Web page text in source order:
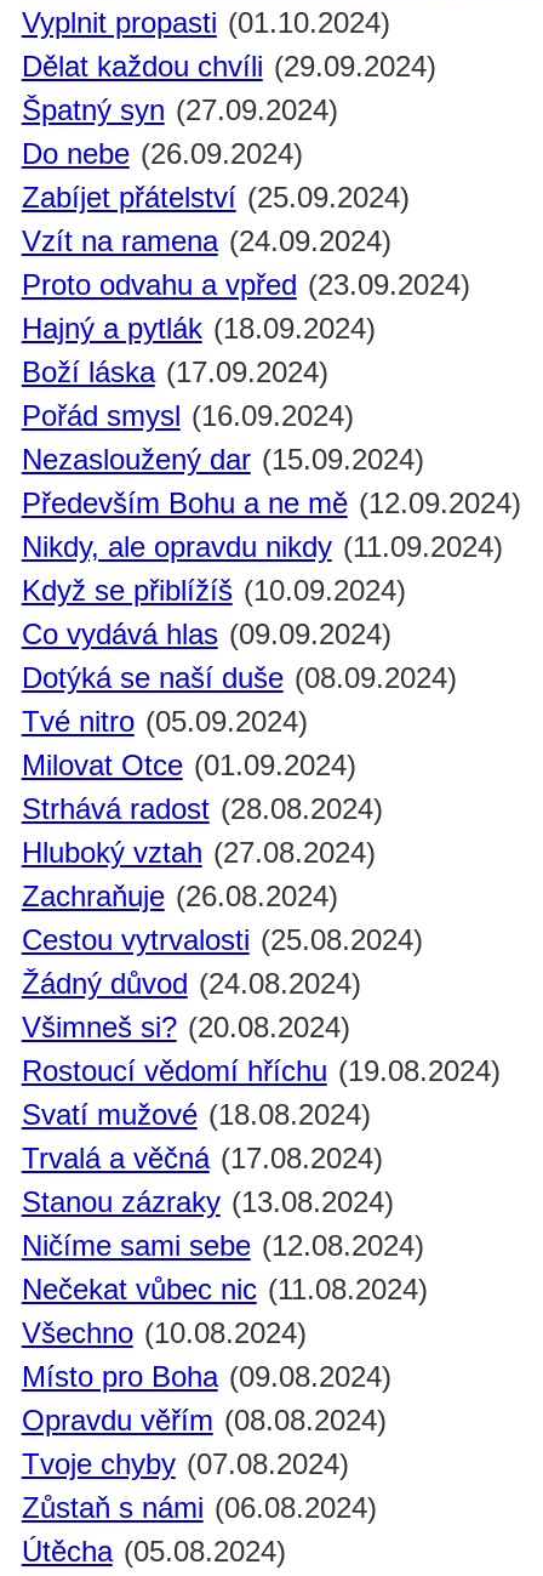
Vyplnit propasti (01.10.2024)
Dělat každou chvíli (29.09.2024)
Špatný syn (27.09.2024)
Do nebe (26.09.2024)
Zabíjet přátelství (25.09.2024)
Vzít na ramena (24.09.2024)
Proto odvahu a vpřed (23.09.2024)
Hajný a pytlák (18.09.2024)
Boží láska (17.09.2024)
Pořád smysl (16.09.2024)
Nezasloužený dar (15.09.2024)
Především Bohu a ne mě (12.09.2024)
Nikdy, ale opravdu nikdy (11.09.2024)
Když se přiblížíš (10.09.2024)
Co vydává hlas (09.09.2024)
Dotýká se naší duše (08.09.2024)
Tvé nitro (05.09.2024)
Milovat Otce (01.09.2024)
Strhává radost (28.08.2024)
Hluboký vztah (27.08.2024)
Zachraňuje (26.08.2024)
Cestou vytrvalosti (25.08.2024)
Žádný důvod (24.08.2024)
Všimneš si? (20.08.2024)
Rostoucí vědomí hříchu (19.08.2024)
Svatí mužové (18.08.2024)
Trvalá a věčná (17.08.2024)
Stanou zázraky (13.08.2024)
Ničíme sami sebe (12.08.2024)
Nečekat vůbec nic (11.08.2024)
Všechno (10.08.2024)
Místo pro Boha (09.08.2024)
Opravdu věřím (08.08.2024)
Tvoje chyby (07.08.2024)
Zůstaň s námi (06.08.2024)
Útěcha (05.08.2024)